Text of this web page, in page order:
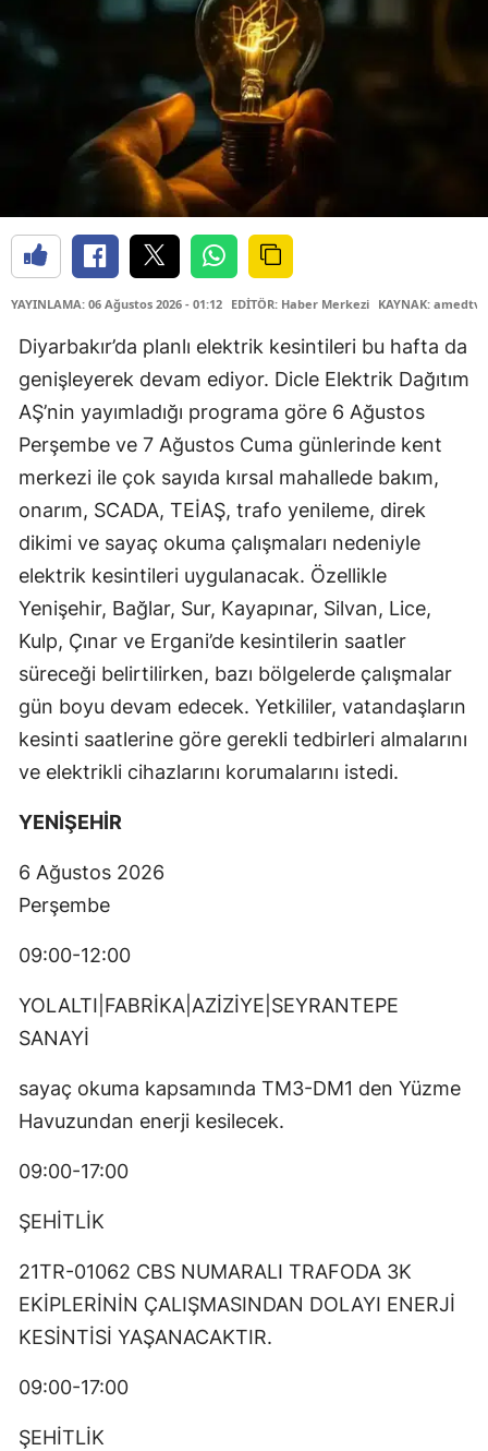
YAYINLAMA: 06 Ağustos 2026 - 01:12 EDİTÖR: Haber Merkezi KAYNAK:
Diyarbakır’da planlı elektrik kesintileri bu hafta da
genişleyerek devam ediyor. Dicle Elektrik Dağıtım
AŞ’nin yayımladığı programa göre 6 Ağustos
Perşembe ve 7 Ağustos Cuma günlerinde kent
merkezi ile çok sayıda kırsal mahallede bakım,
onarım, SCADA, TEİAŞ, trafo yenileme, direk
dikimi ve sayaç okuma çalışmaları nedeniyle
elektrik kesintileri uygulanacak. Özellikle
Yenişehir, Bağlar, Sur, Kayapınar, Silvan, Lice,
Kulp, Çınar ve Ergani’de kesintilerin saatler
süreceği belirtilirken, bazı bölgelerde çalışmalar
gün boyu devam edecek. Yetkililer, vatandaşların
kesinti saatlerine göre gerekli tedbirleri almalarını
ve elektrikli cihazlarını korumalarını istedi.
YENİŞEHİR
6 Ağustos 2026
Perşembe
09:00-12:00
YOLALTI|FABRİKA|AZİZİYE|SEYRANTEPE
SANAYİ
sayaç okuma kapsamında TM3-DM1 den Yüzme
Havuzundan enerji kesilecek.
09:00-17:00
ŞEHİTLİK
21TR-01062 CBS NUMARALI TRAFODA 3K
EKİPLERİNİN ÇALIŞMASINDAN DOLAYI ENERJİ
KESİNTİSİ YAŞANACAKTIR.
09:00-17:00
ŞEHİTLİK